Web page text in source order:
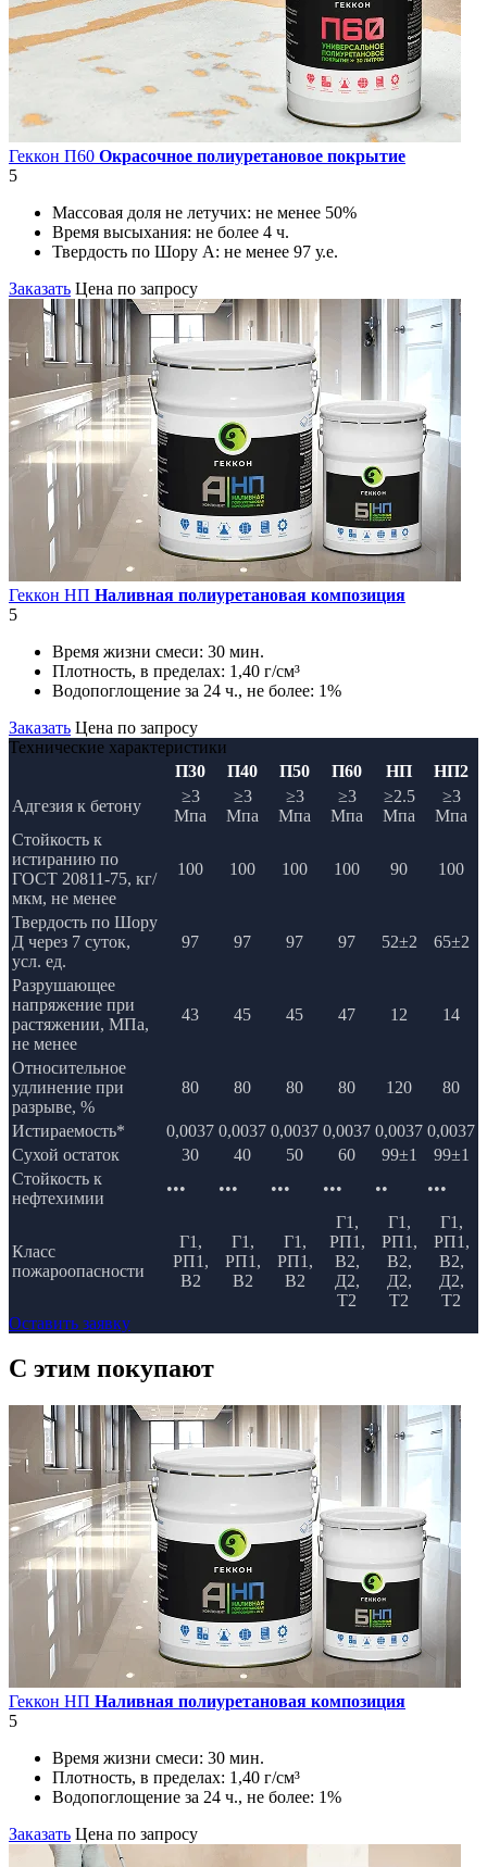
Геккон П60 Окрасочное полиуретановое покрытие
5
Массовая доля не летучих: не менее 50%
Время высыхания: не более 4 ч.
Твердость по Шору А: не менее 97 у.е.
Заказать Цена по запросу
Геккон НП Наливная полиуретановая композиция
5
Время жизни смеси: 30 мин.
Плотность, в пределах: 1,40 г/см³
Водопоглощение за 24 ч., не более: 1%
Заказать Цена по запросу
Технические характеристики
П30
П40 П50 П60 НП
НП2
Адгезия к бетону
≥3
Мпа
≥3
Мпа
≥3
Мпа
≥3
Мпа
≥2.5
Мпа
≥3
Мпа
Стойкость к
истиранию по
ГОСТ 20811-75, кг/
мкм, не менее
100 100 100 100 90 100
Твердость по Шору
Д через 7 суток,
усл. ед.
97 97 97 97 52±2 65±2
Разрушающее
напряжение при
растяжении, МПа,
не менее
43 45 45 47 12 14
Относительное
удлинение при
разрыве, %
80 80 80 80 120 80
Истираемость* 0,0037 0,0037 0,0037 0,0037 0,0037 0,0037
Сухой остаток
30 40 50 60 99±1
99±1
Стойкость к
нефтехимии
••• ••• ••• ••• •• •••
Класс
пожароопасности
Г1,
РП1,
В2
Г1,
РП1,
В2
Г1,
РП1,
В2
Г1,
РП1,
В2,
Д2,
Т2
Г1,
РП1,
В2,
Д2,
Т2
Г1,
РП1,
В2,
Д2,
Т2
Оставить заявку
C этим покупают
Геккон НП Наливная полиуретановая композиция
5
Время жизни смеси: 30 мин.
Плотность, в пределах: 1,40 г/см³
Водопоглощение за 24 ч., не более: 1%
Заказать Цена по запросу